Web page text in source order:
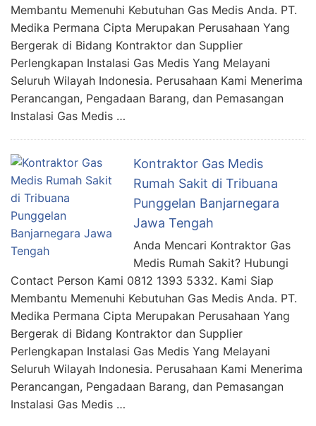
Membantu Memenuhi Kebutuhan Gas Medis Anda. PT.
Medika Permana Cipta Merupakan Perusahaan Yang
Bergerak di Bidang Kontraktor dan Supplier
Perlengkapan Instalasi Gas Medis Yang Melayani
Seluruh Wilayah Indonesia. Perusahaan Kami Menerima
Perancangan, Pengadaan Barang, dan Pemasangan
Instalasi Gas Medis …
Kontraktor Gas Medis
Rumah Sakit di Tribuana
Punggelan Banjarnegara
Jawa Tengah
Anda Mencari Kontraktor Gas
Medis Rumah Sakit? Hubungi
Contact Person Kami 0812 1393 5332. Kami Siap
Membantu Memenuhi Kebutuhan Gas Medis Anda. PT.
Medika Permana Cipta Merupakan Perusahaan Yang
Bergerak di Bidang Kontraktor dan Supplier
Perlengkapan Instalasi Gas Medis Yang Melayani
Seluruh Wilayah Indonesia. Perusahaan Kami Menerima
Perancangan, Pengadaan Barang, dan Pemasangan
Instalasi Gas Medis …